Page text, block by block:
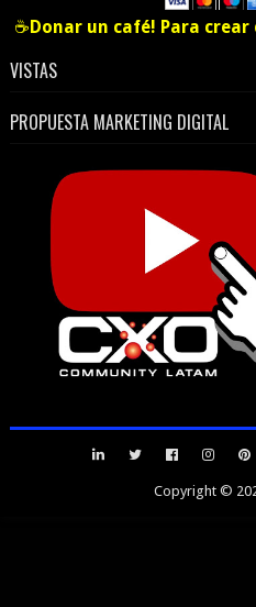
☕Donar un café! Para
VISTAS
PROPUESTA MARKETING DIGITAL
Copyright ©